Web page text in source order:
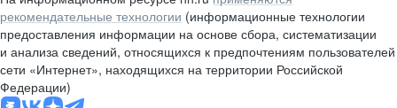
рекомендательные технологии (информационные технологии
предоставления информации на основе сбора, систематизации
и анализа сведений, относящихся к предпочтениям пользователей
сети «Интернет», находящихся на территории Российской
Федерации)